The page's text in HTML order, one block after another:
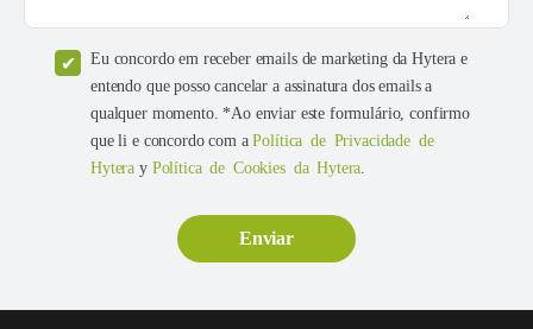
Eu concordo em receber emails de marketing da Hytera e
entendo que posso cancelar a assinatura dos emails a
qualquer momento. *Ao enviar este formulário, confirmo
que li e concordo com aPolítica de Privacidade de
Hytera y Política de Cookies da Hytera.